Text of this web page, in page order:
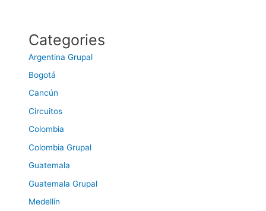
Categories
Argentina Grupal
Bogotá
Cancún
Circuitos
Colombia
Colombia Grupal
Guatemala
Guatemala Grupal
Medellín